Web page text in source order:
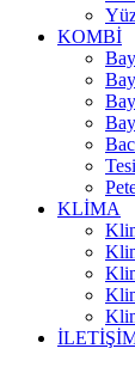
KOMBİ
KLİMA